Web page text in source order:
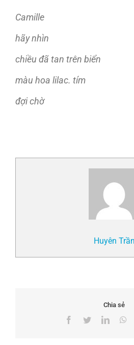
Camille
hãy nhìn
chiều đã tan trên biển
màu hoa lilac. tím
đợi chờ
Huyên Trần
Chia sẻ
Facebook
Twitter